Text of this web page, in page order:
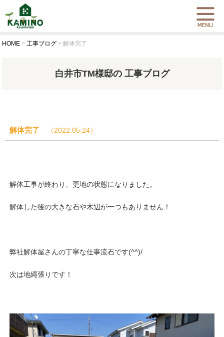
HOME >工事ブログ >解体完了
白井市TM様邸の 工事ブログ
解体完了 （2022.05.24）
解体工事が終わり、更地の状態になりました。
解体した後の大きな石や木辺が一つもありません！
弊社解体屋さんの丁寧な仕事流石です(^^)/
次は地縄張りです！